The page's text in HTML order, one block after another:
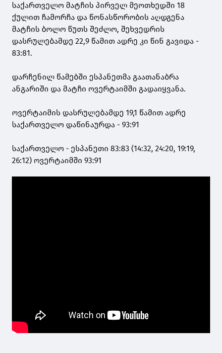
საქართველო მატჩის პირველ მეოთხედში 18
ქულით ჩამორჩა და წონასწორობის აღდგენა
მატჩის ბოლო წუთს შეძლო, შეხვედრის
დასრულებამდე 22,9 წამით ადრე კი წინ გავიდა -
83:81.
დარჩენილ წამებში ესპანეთმა გაათანაბრა
ანგარიში და მატჩი ოვერტაიმში გადაიყვანა.
ოვერტაიმის დასრულებამდე 19,1 წამით ადრე
საქართველო დაწინაურდა - 93:91
საქართველო - ესპანეთი 83:83 (14:32, 24:20, 19:19,
26:12) ოვერტაიმში 93:91